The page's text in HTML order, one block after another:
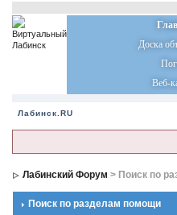
Доска
Веб-
Лабинск.RU
Лабинский Форум > Поиск по
Поиск по разделам помощи